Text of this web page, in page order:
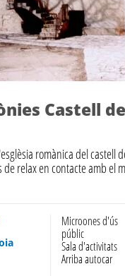
Castell
romànica del castell
relax en contacte amb el
Microones d'ús
públic
Sala d'activitats
Arriba autocar